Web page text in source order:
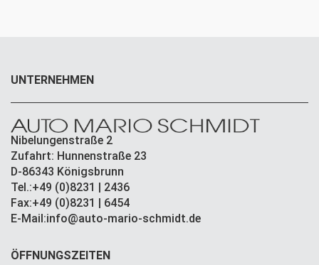
UNTERNEHMEN
Nibelungenstraße 2
Zufahrt: Hunnenstraße 23
D-86343 Königsbrunn
Tel.:+49 (0)8231 | 2436
Fax:+49 (0)8231 | 6454
E-Mail:info@auto-mario-schmidt.de
ÖFFNUNGSZEITEN